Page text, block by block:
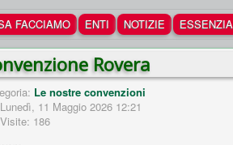
FACCIAMO ENTI NOTIZIE
Rovera
Le nostre convenzioni
Lunedì, 11 Maggio 2026 12:21
Visite: 186